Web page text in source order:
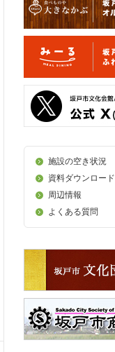
施設の空き状況
資料ダウンロード
周辺情報
よくある質問